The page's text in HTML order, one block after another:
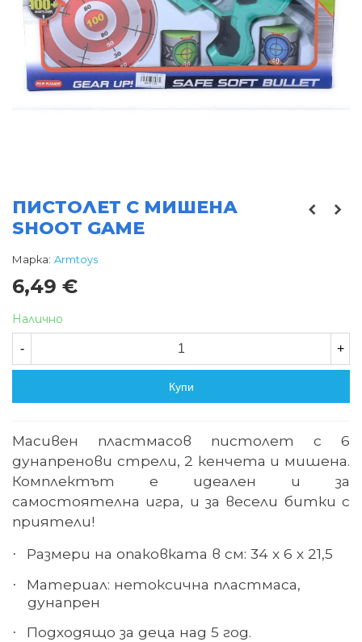
ПИСТОЛЕТ С МИШЕНА
SHOOT GAME
Марка: Armtoys
6,49 €
Налично
- +
Купи
Масивен пластмасов пистолет с 6
дунапренови стрели, 2 кенчета и мишена.
Комплектът е идеален и за
самостоятелна игра, и за весели битки с
приятели!
· Размери на опаковката в см: 34 х 6 х 21,5
· Материал: нетоксична пластмаса,
дунапрен
· Подходящо за деца над 5 год.